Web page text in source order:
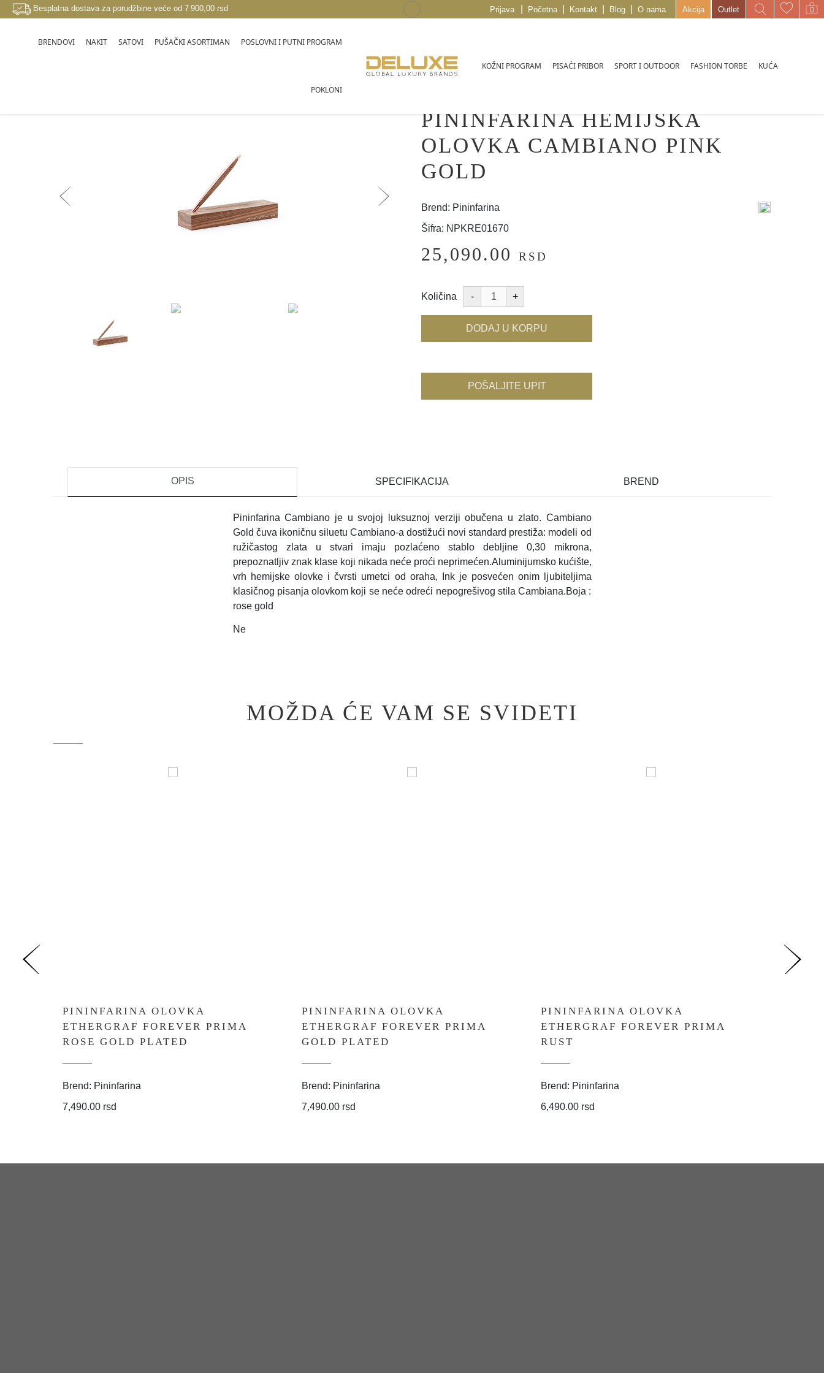
Besplatna dostava za porudžbine veće od 7 900,00 rsd Prijava Početna Kontakt Blog O nama Akcija Outlet
BRENDOVI NAKIT SATOVI PUŠAČKI ASORTIMAN POSLOVNI I PUTNI PROGRAM
POKLONI
KOŽNI PROGRAM PISAĆI PRIBOR SPORT I OUTDOOR FASHION TORBE KUĆA
PININFARINA HEMIJSKA
OLOVKA CAMBIANO PINK
GOLD
Brend: Pininfarina
Šifra: NPKRE01670
25,090.00 RSD
Količina
DODAJ U KORPU
POŠALJITE UPIT
OPIS SPECIFIKACIJA BREND
Pininfarina Cambiano je u svojoj luksuznoj verziji obučena u zlato. Cambiano
Gold čuva ikoničnu siluetu Cambiano-a dostižući novi standard prestiža: modeli od
ružičastog zlata u stvari imaju pozlaćeno stablo debljine 0,30 mikrona,
prepoznatljiv znak klase koji nikada neće proći neprimećen.Aluminijumsko kućište,
vrh hemijske olovke i čvrsti umetci od oraha, Ink je posvećen onim ljubiteljima
klasičnog pisanja olovkom koji se neće odreći nepogrešivog stila Cambiana.Boja :
rose gold
Ne
MOŽDA ĆE VAM SE SVIDETI
PININFARINA OLOVKA
ETHERGRAF FOREVER PRIMA
ROSE GOLD PLATED
Brend: Pininfarina
7,490.00 rsd
PININFARINA OLOVKA
ETHERGRAF FOREVER PRIMA
GOLD PLATED
Brend: Pininfarina
7,490.00 rsd
PININFARINA OLOVKA
ETHERGRAF FOREVER PRIMA
RUST
Brend: Pininfarina
6,490.00 rsd